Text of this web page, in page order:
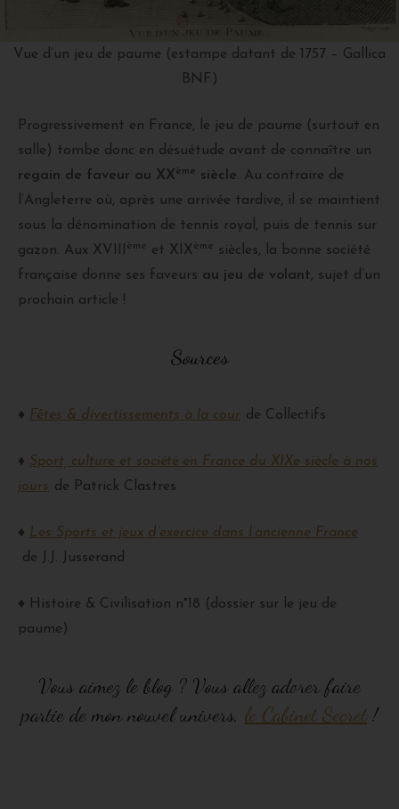
Vue d’un jeu de paume (estampe datant de 1757 – Gallica
BNF)
Progressivement en France, le jeu de paume (surtout en
salle) tombe donc en désuétude avant de connaître un
regain de faveur au XXème siècle. Au contraire de
l’Angleterre où, après une arrivée tardive, il se maintient
sous la dénomination de tennis royal, puis de tennis sur
gazon. Aux XVIII
ème et XIXème
siècles, la bonne société
française donne ses faveurs au jeu de volant, sujet d’un
prochain article !
Sources
♦ Fêtes & divertissements à la cour de Collectifs
♦ Sport, culture et société en France du XIXe siècle à nos
jours de Patrick Clastres
♦ Les Sports et jeux d’exercice dans l’ancienne France
de J.J. Jusserand
♦ Histoire & Civilisation n°18 (dossier sur le jeu de
paume)
Vous aimez le blog ? Vous allez adorer faire
partie de mon nouvel univers, le Cabinet Secret !